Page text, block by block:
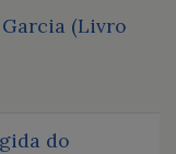
(Livro
do